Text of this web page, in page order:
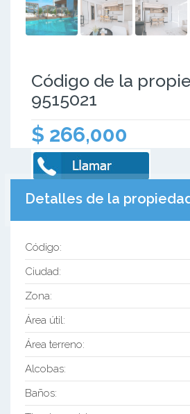
Código de la
9515021
$ 266,000
Detalles de la
Código:
Ciudad:
Zona:
Área útil:
Área terreno:
Alcobas:
Baños: